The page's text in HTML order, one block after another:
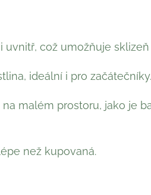
uvnitř, což umožňuje
ideální i pro začátečníky.
malém prostoru, jako je
než kupovaná.